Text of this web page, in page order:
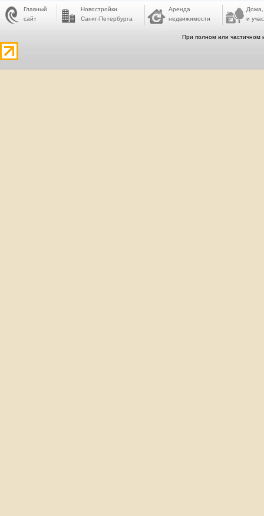
Главный
сайт
Новостройки
Санкт-Петербурга
Аренда
недвижимости
Дома,
и
При полном или частичном